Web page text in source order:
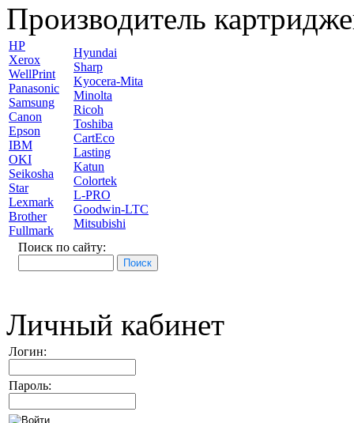
Производитель
HP
Xerox
WellPrint
Panasonic
Samsung
Canon
Epson
IBM
OKI
Seikosha
Star
Lexmark
Brother
Fullmark
Hyundai
Sharp
Kyocera-Mita
Minolta
Ricoh
Toshiba
CartEco
Lasting
Katun
Colortek
L-PRO
Goodwin-LTC
Mitsubishi
Поиск по сайту:
Личный кабинет
Логин:
Пароль: